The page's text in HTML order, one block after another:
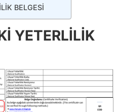
BELGESİ
YETERLİLİK